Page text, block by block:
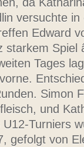
da
versuchte
Edward
Spiel
Tages
Simon
und
Turniers
gefolgt von